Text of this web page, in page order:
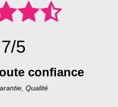
5
confiance
Qualité